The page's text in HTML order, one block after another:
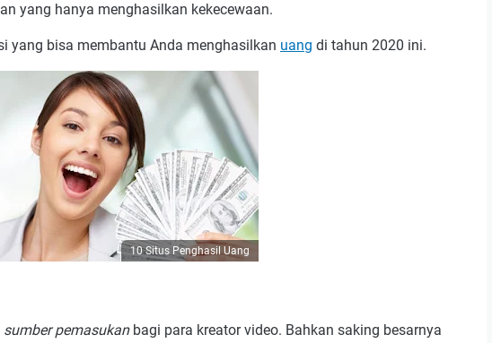
yang hanya menghasilkan kekecewaan.
yang bisa membantu Anda menghasilkan uang di tahun 2020 ini.
10 Situs Penghasil Uang
sumber pemasukanbagi para kreator video. Bahkan saking besarnya